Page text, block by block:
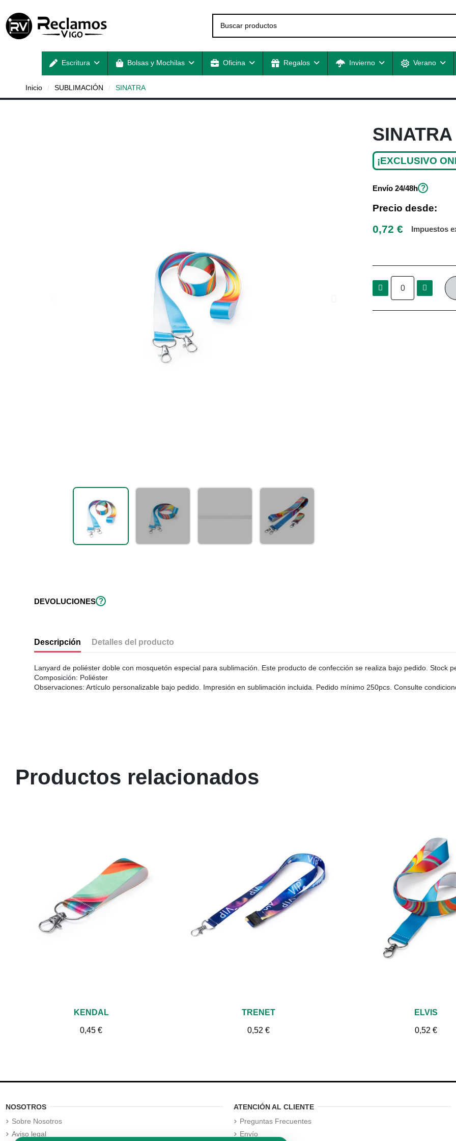
Escritura Bolsas y Mochilas Oficina Regalos Invierno Verano
Inicio SUBLIMACIÓN SINATRA
SINATRA
¡EXCLUSIVO
Envío 24/48h ?
Precio desde:
0,72 € Impuestos
DEVOLUCIONES ?
Descripción Detalles del producto
Lanyard de poliéster doble con mosquetón especial para sublimación. Este producto de confección se realiza bajo pedido. Stock
Composición: Poliéster
Observaciones: Artículo personalizable bajo pedido. Impresión en sublimación incluida. Pedido mínimo 250pcs. Consulte
Productos relacionados
Vista rápida
KENDAL
0,45 €
Vista rápida
TRENET
0,52 €
Vista rápida
ELVIS
0,52 €
NOSOTROS
Sobre Nosotros
Aviso legal
ATENCIÓN AL CLIENTE
Preguntas Frecuentes
Envío